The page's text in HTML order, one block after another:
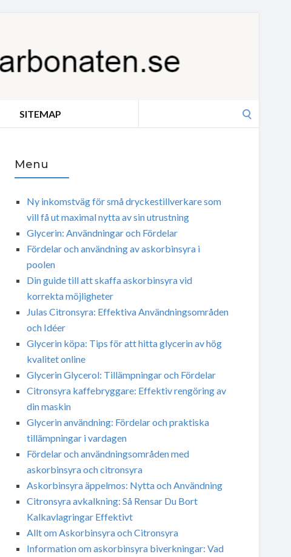
SITEMAP
Menu
Ny inkomstväg för små dryckestillverkare som
vill få ut maximal nytta av sin utrustning
Glycerin: Användningar och Fördelar
Fördelar och användning av askorbinsyra i
poolen
Din guide till att skaffa askorbinsyra vid
korrekta möjligheter
Julas Citronsyra: Effektiva Användningsområden
och Idéer
Glycerin köpa: Tips för att hitta glycerin av hög
kvalitet online
Glycerin Glycerol: Tillämpningar och Fördelar
Citronsyra kaffebryggare: Effektiv rengöring av
din maskin
Glycerin användning: Fördelar och praktiska
tillämpningar i vardagen
Fördelar och användningsområden med
askorbinsyra och citronsyra
Askorbinsyra äppelmos: Nytta och Användning
Citronsyra avkalkning: Så Rensar Du Bort
Kalkavlagringar Effektivt
Allt om Askorbinsyra och Citronsyra
Information om askorbinsyra biverkningar: Vad